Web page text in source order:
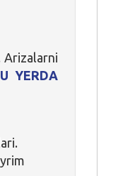
YERDA